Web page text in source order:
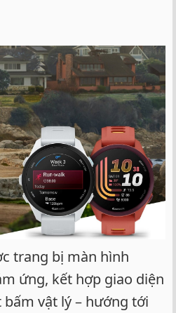
trang bị màn hình
ứng, kết hợp giao diện
vật lý – hướng tới